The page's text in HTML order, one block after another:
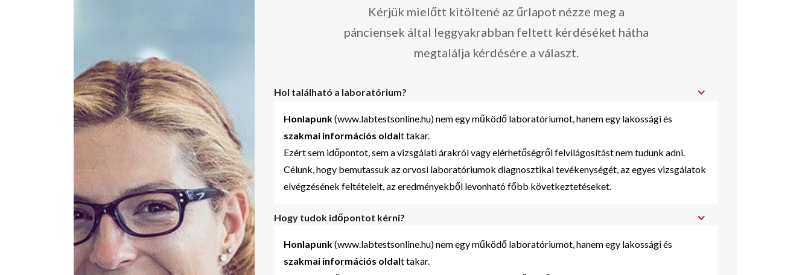
Kérjük mielőtt kitöltené az űrlapot nézze meg a
pánciensek által leggyakrabban feltett kérdéséket hátha
megtalálja kérdésére a választ.
Hol található a laboratórium?
Honlapunk(www.labtestsonline.hu) nem egy működő laboratóriumot, hanem egy lakossági és
szakmai információs oldalt takar.
Ezért sem időpontot, sem a vizsgálati árakról vagy elérhetőségről felvilágosítást nem tudunk adni.
Célunk, hogy bemutassuk az orvosi laboratóriumok diagnosztikai tevékenységét, az egyes vizsgálatok
elvégzésének feltételeit, az eredményekből levonható főbb következtetéseket.
Hogy tudok időpontot kérni?
Honlapunk(www.labtestsonline.hu) nem egy működő laboratóriumot, hanem egy lakossági és
szakmai információs oldalt takar.